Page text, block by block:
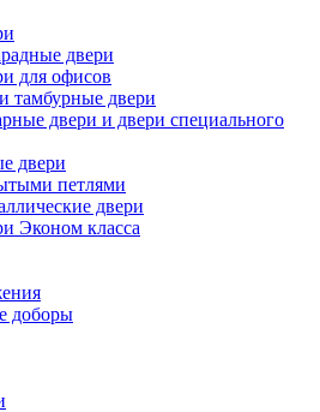
двери
для офисов
тамбурные двери
двери и двери специального
двери
петлями
двери
Эконом класса
доборы